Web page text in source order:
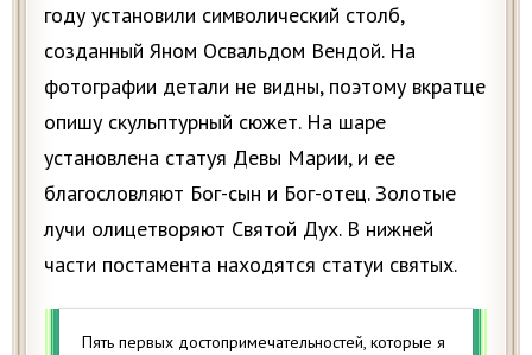
году установили символический столб,
созданный Яном Освальдом Вендой. На
фотографии детали не видны, поэтому вкратце
опишу скульптурный сюжет. На шаре
установлена статуя Девы Марии, и ее
благословляют Бог-сын и Бог-отец. Золотые
лучи олицетворяют Святой Дух. В нижней
части постамента находятся статуи святых.
Пять первых достопримечательностей, которые я